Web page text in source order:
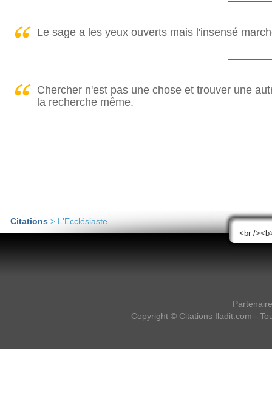
Le sage a les yeux ouverts mais l'insensé
Chercher n'est pas une chose et trouver une
la recherche même.
Citations > L'Ecclésiaste
Copyright © Citations Iladit.com -